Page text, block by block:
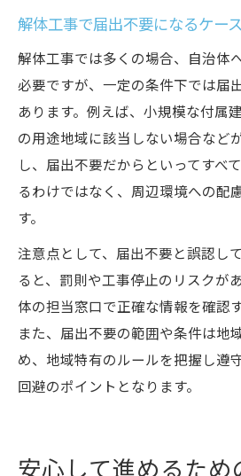
解体工事で届出不要になるケー
解体工事では多くの場合、自治体
必要ですが、一定の条件下では届
あります。例えば、小規模な付属
の用途地域に該当しない場合など
し、届出不要だからといってすべ
るわけではなく、周辺環境への配
す。
注意点として、届出不要と誤認し
ると、罰則や工事停止のリスクが
体の担当窓口で正確な情報を確認
また、届出不要の範囲や条件は地
め、地域特有のルールを把握し遵
回避のポイントとなります。
安心して進めるため